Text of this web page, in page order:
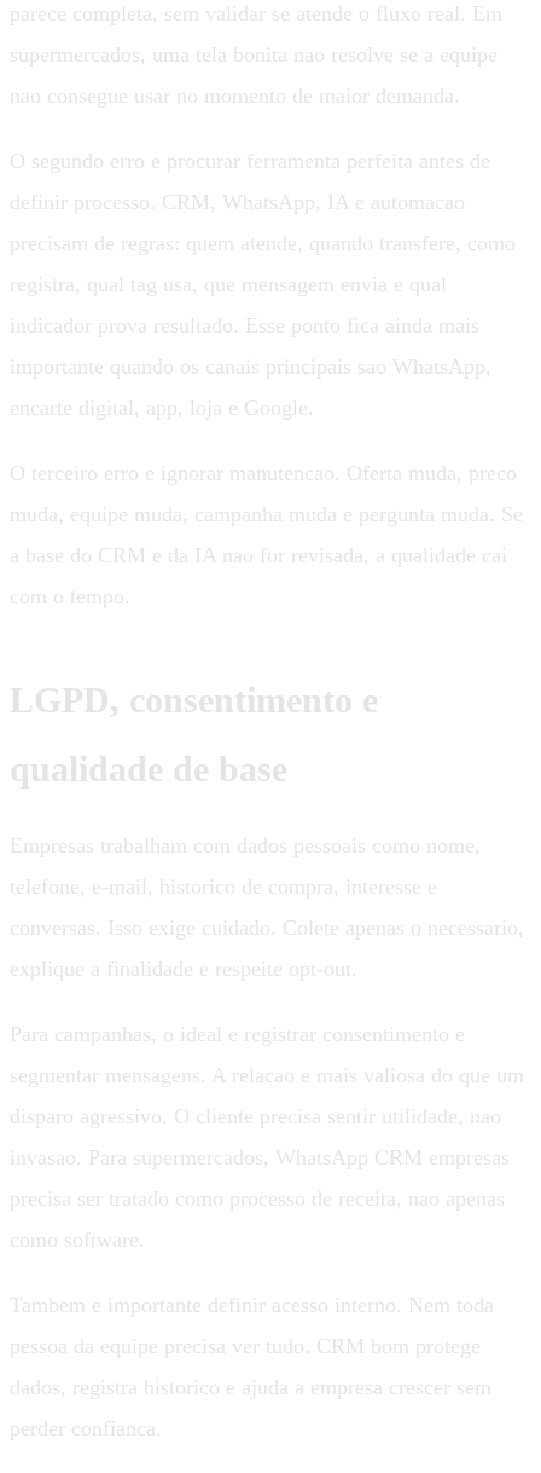
parece completa, sem validar se atende o fluxo real. Em
supermercados, uma tela bonita nao resolve se a equipe
nao consegue usar no momento de maior demanda.
O segundo erro e procurar ferramenta perfeita antes de
definir processo. CRM, WhatsApp, IA e automacao
precisam de regras: quem atende, quando transfere, como
registra, qual tag usa, que mensagem envia e qual
indicador prova resultado. Esse ponto fica ainda mais
importante quando os canais principais sao WhatsApp,
encarte digital, app, loja e Google.
O terceiro erro e ignorar manutencao. Oferta muda, preco
muda, equipe muda, campanha muda e pergunta muda. Se
a base do CRM e da IA nao for revisada, a qualidade cai
com o tempo.
LGPD, consentimento e
qualidade de base
Empresas trabalham com dados pessoais como nome,
telefone, e-mail, historico de compra, interesse e
conversas. Isso exige cuidado. Colete apenas o necessario,
explique a finalidade e respeite opt-out.
Para campanhas, o ideal e registrar consentimento e
segmentar mensagens. A relacao e mais valiosa do que um
disparo agressivo. O cliente precisa sentir utilidade, nao
invasao. Para supermercados, WhatsApp CRM empresas
precisa ser tratado como processo de receita, nao apenas
como software.
Tambem e importante definir acesso interno. Nem toda
pessoa da equipe precisa ver tudo. CRM bom protege
dados, registra historico e ajuda a empresa crescer sem
perder confianca.